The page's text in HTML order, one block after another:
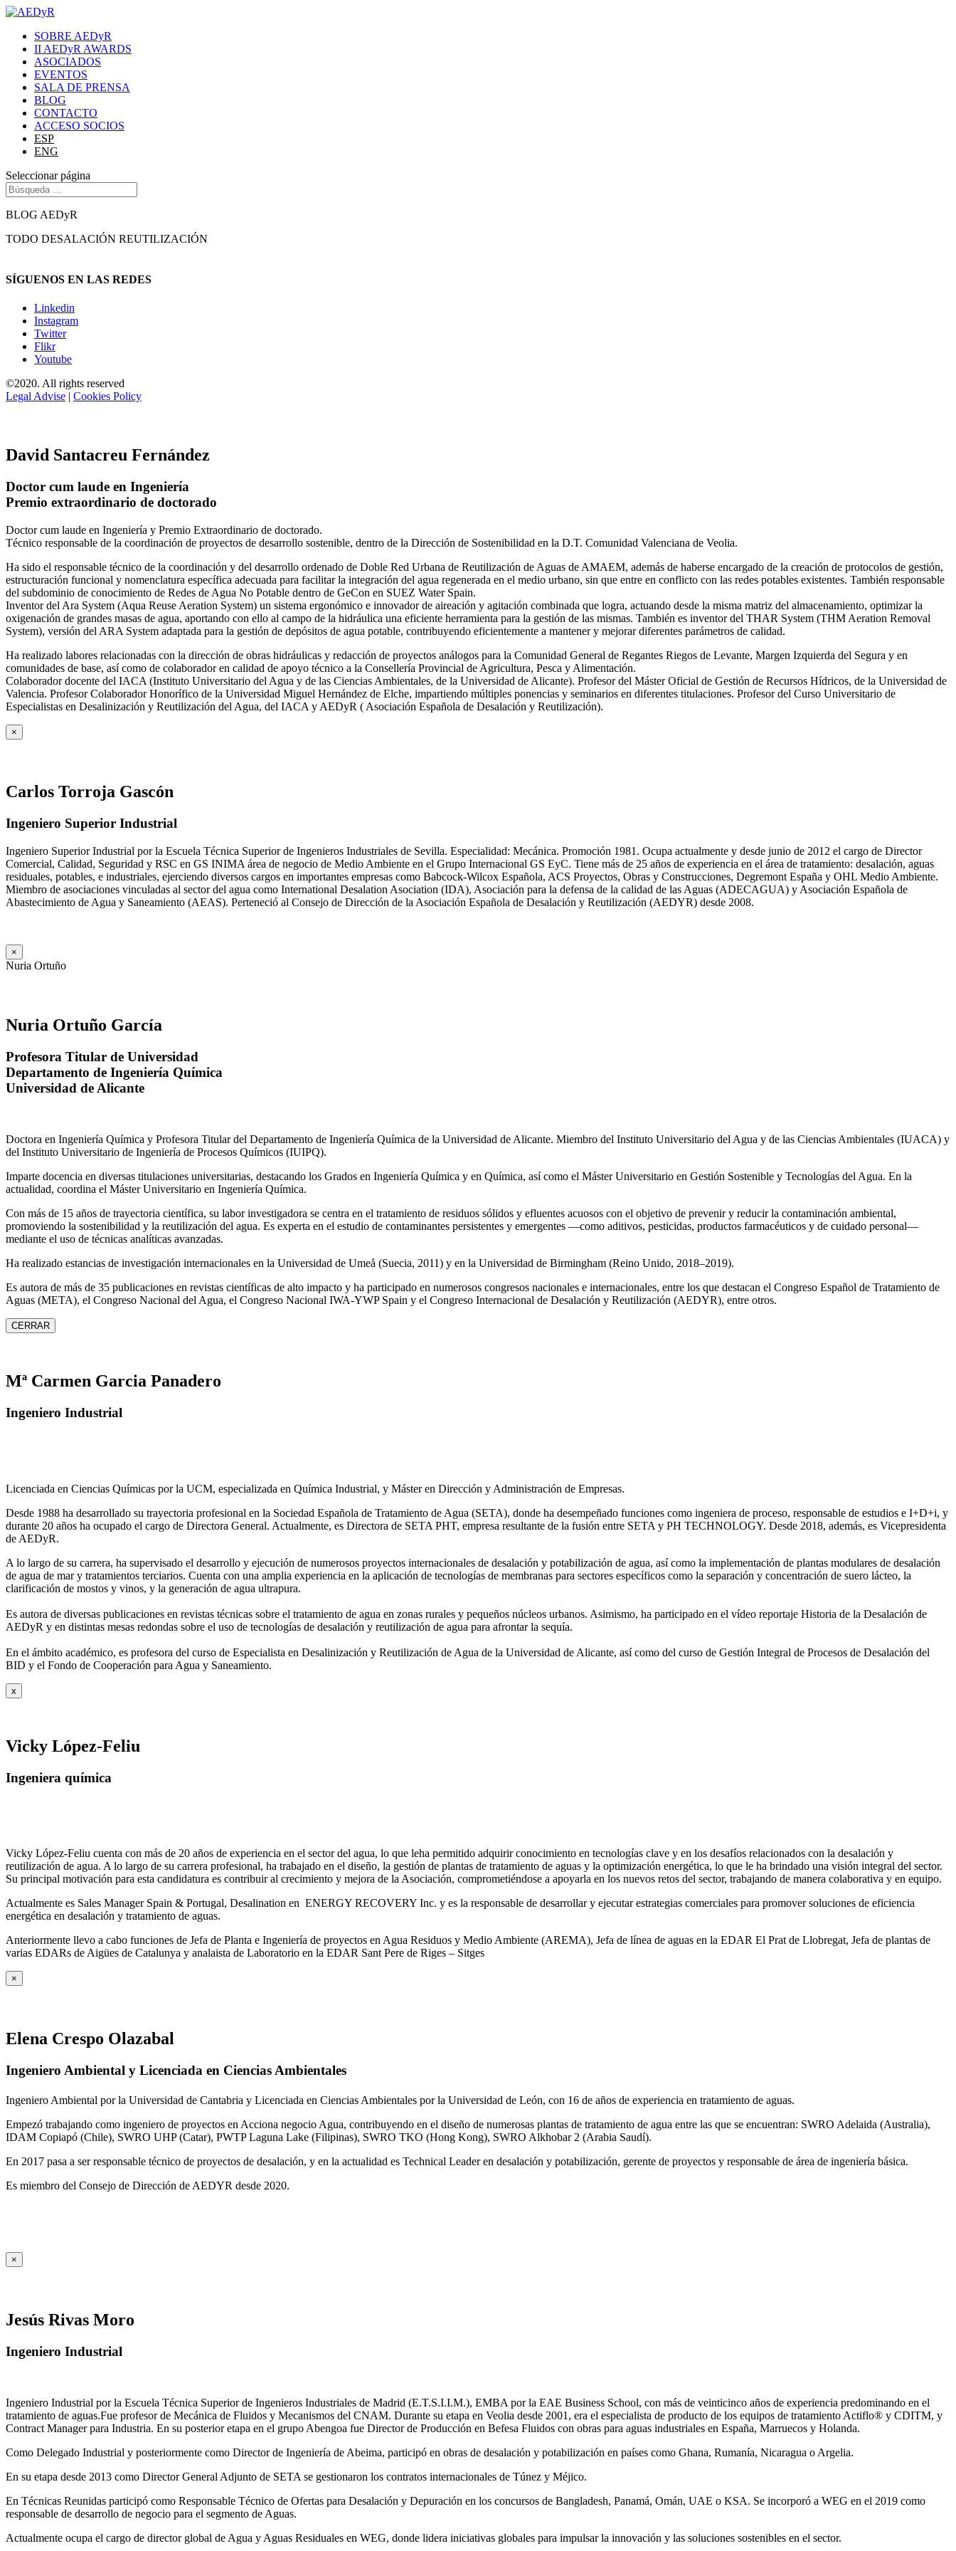
SOBRE AEDyR
II AEDyR AWARDS
ASOCIADOS
EVENTOS
SALA DE PRENSA
BLOG
CONTACTO
ACCESO SOCIOS
ESP
ENG
Seleccionar página
BLOG AEDyR
TODO DESALACIÓN REUTILIZACIÓN
SÍGUENOS EN LAS REDES
Linkedin
Instagram
Twitter
Flikr
Youtube
©2020. All rights reserved
Legal Advise | Cookies Policy
David Santacreu Fernández
Doctor cum laude en Ingeniería
Premio extraordinario de doctorado
Doctor cum laude en Ingeniería y Premio Extraordinario de doctorado.
Técnico responsable de la coordinación de proyectos de desarrollo sostenible, dentro de la Dirección de Sostenibilidad en la D.T. Comunidad Valenciana de Veolia.
Ha sido el responsable técnico de la coordinación y del desarrollo ordenado de Doble Red Urbana de Reutilización de Aguas de AMAEM, además de haberse encargado de la creación de protocolos de gestión,
estructuración funcional y nomenclatura específica adecuada para facilitar la integración del agua regenerada en el medio urbano, sin que entre en conflicto con las redes potables existentes. También responsable
del subdominio de conocimiento de Redes de Agua No Potable dentro de GeCon en SUEZ Water Spain.
Inventor del Ara System (Aqua Reuse Aeration System) un sistema ergonómico e innovador de aireación y agitación combinada que logra, actuando desde la misma matriz del almacenamiento, optimizar la
oxigenación de grandes masas de agua, aportando con ello al campo de la hidráulica una eficiente herramienta para la gestión de las mismas. También es inventor del THAR System (THM Aeration Removal
System), versión del ARA System adaptada para la gestión de depósitos de agua potable, contribuyendo eficientemente a mantener y mejorar diferentes parámetros de calidad.
Ha realizado labores relacionadas con la dirección de obras hidráulicas y redacción de proyectos análogos para la Comunidad General de Regantes Riegos de Levante, Margen Izquierda del Segura y en
comunidades de base, así como de colaborador en calidad de apoyo técnico a la Consellería Provincial de Agricultura, Pesca y Alimentación.
Colaborador docente del IACA (Instituto Universitario del Agua y de las Ciencias Ambientales, de la Universidad de Alicante). Profesor del Máster Oficial de Gestión de Recursos Hídricos, de la Universidad de
Valencia. Profesor Colaborador Honorífico de la Universidad Miguel Hernández de Elche, impartiendo múltiples ponencias y seminarios en diferentes titulaciones. Profesor del Curso Universitario de
Especialistas en Desalinización y Reutilización del Agua, del IACA y AEDyR ( Asociación Española de Desalación y Reutilización).
×
Carlos Torroja Gascón
Ingeniero Superior Industrial
Ingeniero Superior Industrial por la Escuela Técnica Superior de Ingenieros Industriales de Sevilla. Especialidad: Mecánica. Promoción 1981. Ocupa actualmente y desde junio de 2012 el cargo de Director
Comercial, Calidad, Seguridad y RSC en GS INIMA área de negocio de Medio Ambiente en el Grupo Internacional GS EyC. Tiene más de 25 años de experiencia en el área de tratamiento: desalación, aguas
residuales, potables, e industriales, ejerciendo diversos cargos en importantes empresas como Babcock-Wilcox Española, ACS Proyectos, Obras y Construcciones, Degremont España y OHL Medio Ambiente.
Miembro de asociaciones vinculadas al sector del agua como International Desalation Asociation (IDA), Asociación para la defensa de la calidad de las Aguas (ADECAGUA) y Asociación Española de
Abastecimiento de Agua y Saneamiento (AEAS). Perteneció al Consejo de Dirección de la Asociación Española de Desalación y Reutilización (AEDYR) desde 2008.
×
Nuria Ortuño
Nuria Ortuño García
Profesora Titular de Universidad
Departamento de Ingeniería Química
Universidad de Alicante
Doctora en Ingeniería Química y Profesora Titular del Departamento de Ingeniería Química de la Universidad de Alicante. Miembro del Instituto Universitario del Agua y de las Ciencias Ambientales (IUACA) y
del Instituto Universitario de Ingeniería de Procesos Químicos (IUIPQ).
Imparte docencia en diversas titulaciones universitarias, destacando los Grados en Ingeniería Química y en Química, así como el Máster Universitario en Gestión Sostenible y Tecnologías del Agua. En la
actualidad, coordina el Máster Universitario en Ingeniería Química.
Con más de 15 años de trayectoria científica, su labor investigadora se centra en el tratamiento de residuos sólidos y efluentes acuosos con el objetivo de prevenir y reducir la contaminación ambiental,
promoviendo la sostenibilidad y la reutilización del agua. Es experta en el estudio de contaminantes persistentes y emergentes —como aditivos, pesticidas, productos farmacéuticos y de cuidado personal—
mediante el uso de técnicas analíticas avanzadas.
Ha realizado estancias de investigación internacionales en la Universidad de Umeå (Suecia, 2011) y en la Universidad de Birmingham (Reino Unido, 2018–2019).
Es autora de más de 35 publicaciones en revistas científicas de alto impacto y ha participado en numerosos congresos nacionales e internacionales, entre los que destacan el Congreso Español de Tratamiento de
Aguas (META), el Congreso Nacional del Agua, el Congreso Nacional IWA‑YWP Spain y el Congreso Internacional de Desalación y Reutilización (AEDYR), entre otros.
CERRAR
Mª Carmen Garcia Panadero
Ingeniero Industrial
Licenciada en Ciencias Químicas por la UCM, especializada en Química Industrial, y Máster en Dirección y Administración de Empresas.
Desde 1988 ha desarrollado su trayectoria profesional en la Sociedad Española de Tratamiento de Agua (SETA), donde ha desempeñado funciones como ingeniera de proceso, responsable de estudios e I+D+i, y
durante 20 años ha ocupado el cargo de Directora General. Actualmente, es Directora de SETA PHT, empresa resultante de la fusión entre SETA y PH TECHNOLOGY. Desde 2018, además, es Vicepresidenta
de AEDyR.
A lo largo de su carrera, ha supervisado el desarrollo y ejecución de numerosos proyectos internacionales de desalación y potabilización de agua, así como la implementación de plantas modulares de desalación
de agua de mar y tratamientos terciarios. Cuenta con una amplia experiencia en la aplicación de tecnologías de membranas para sectores específicos como la separación y concentración de suero lácteo, la
clarificación de mostos y vinos, y la generación de agua ultrapura.
Es autora de diversas publicaciones en revistas técnicas sobre el tratamiento de agua en zonas rurales y pequeños núcleos urbanos. Asimismo, ha participado en el vídeo reportaje Historia de la Desalación de
AEDyR y en distintas mesas redondas sobre el uso de tecnologías de desalación y reutilización de agua para afrontar la sequía.
En el ámbito académico, es profesora del curso de Especialista en Desalinización y Reutilización de Agua de la Universidad de Alicante, así como del curso de Gestión Integral de Procesos de Desalación del
BID y el Fondo de Cooperación para Agua y Saneamiento.
x
Vicky López-Feliu
Ingeniera química
Vicky López-Feliu cuenta con más de 20 años de experiencia en el sector del agua, lo que leha permitido adquirir conocimiento en tecnologías clave y en los desafíos relacionados con la desalación y
reutilización de agua. A lo largo de su carrera profesional, ha trabajado en el diseño, la gestión de plantas de tratamiento de aguas y la optimización energética, lo que le ha brindado una visión integral del sector.
Su principal motivación para esta candidatura es contribuir al crecimiento y mejora de la Asociación, comprometiéndose a apoyarla en los nuevos retos del sector, trabajando de manera colaborativa y en equipo.
Actualmente es Sales Manager Spain & Portugal, Desalination en ENERGY RECOVERY Inc. y es la responsable de desarrollar y ejecutar estrategias comerciales para promover soluciones de eficiencia
energética en desalación y tratamiento de aguas.
Anteriormente llevo a cabo funciones de Jefa de Planta e Ingeniería de proyectos en Agua Residuos y Medio Ambiente (AREMA), Jefa de línea de aguas en la EDAR El Prat de Llobregat, Jefa de plantas de
varias EDARs de Aigües de Catalunya y analaista de Laboratorio en la EDAR Sant Pere de Riges – Sitges
×
Elena Crespo Olazabal
Ingeniero Ambiental y Licenciada en Ciencias Ambientales
Ingeniero Ambiental por la Universidad de Cantabria y Licenciada en Ciencias Ambientales por la Universidad de León, con 16 de años de experiencia en tratamiento de aguas.
Empezó trabajando como ingeniero de proyectos en Acciona negocio Agua, contribuyendo en el diseño de numerosas plantas de tratamiento de agua entre las que se encuentran: SWRO Adelaida (Australia),
IDAM Copiapó (Chile), SWRO UHP (Catar), PWTP Laguna Lake (Filipinas), SWRO TKO (Hong Kong), SWRO Alkhobar 2 (Arabia Saudí).
En 2017 pasa a ser responsable técnico de proyectos de desalación, y en la actualidad es Technical Leader en desalación y potabilización, gerente de proyectos y responsable de área de ingeniería básica.
Es miembro del Consejo de Dirección de AEDYR desde 2020.
×
Jesús Rivas Moro
Ingeniero Industrial
Ingeniero Industrial por la Escuela Técnica Superior de Ingenieros Industriales de Madrid (E.T.S.I.I.M.), EMBA por la EAE Business School, con más de veinticinco años de experiencia predominando en el
tratamiento de aguas.Fue profesor de Mecánica de Fluidos y Mecanismos del CNAM. Durante su etapa en Veolia desde 2001, era el especialista de producto de los equipos de tratamiento Actiflo® y CDITM, y
Contract Manager para Industria. En su posterior etapa en el grupo Abengoa fue Director de Producción en Befesa Fluidos con obras para aguas industriales en España, Marruecos y Holanda.
Como Delegado Industrial y posteriormente como Director de Ingeniería de Abeima, participó en obras de desalación y potabilización en países como Ghana, Rumanía, Nicaragua o Argelia.
En su etapa desde 2013 como Director General Adjunto de SETA se gestionaron los contratos internacionales de Túnez y Méjico.
En Técnicas Reunidas participó como Responsable Técnico de Ofertas para Desalación y Depuración en los concursos de Bangladesh, Panamá, Omán, UAE o KSA. Se incorporó a WEG en el 2019 como
responsable de desarrollo de negocio para el segmento de Aguas.
Actualmente ocupa el cargo de director global de Agua y Aguas Residuales en WEG, donde lidera iniciativas globales para impulsar la innovación y las soluciones sostenibles en el sector.